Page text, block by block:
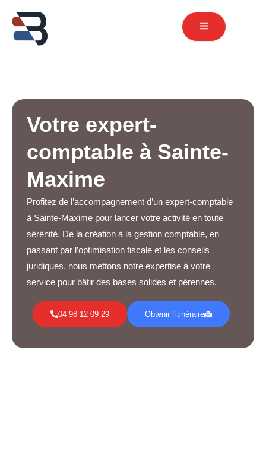
principal
Votre expert-
comptable à Sainte-
Maxime
Profitez de l’accompagnement d’un expert-comptable
à Sainte-Maxime pour lancer votre activité en toute
sérénité. De la création à la gestion comptable, en
passant par l’optimisation fiscale et les conseils
juridiques, nous mettons notre expertise à votre
service pour bâtir des bases solides et pérennes.
04 98 12 09 29 Obtenir l'itinéraire